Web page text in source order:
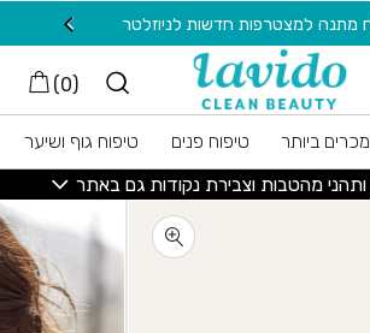
(
0
)
ביותר טיפוח פנים
טיפוח גוף ושיער
ותהני מהטבות וצבירת נקודות גם באתר